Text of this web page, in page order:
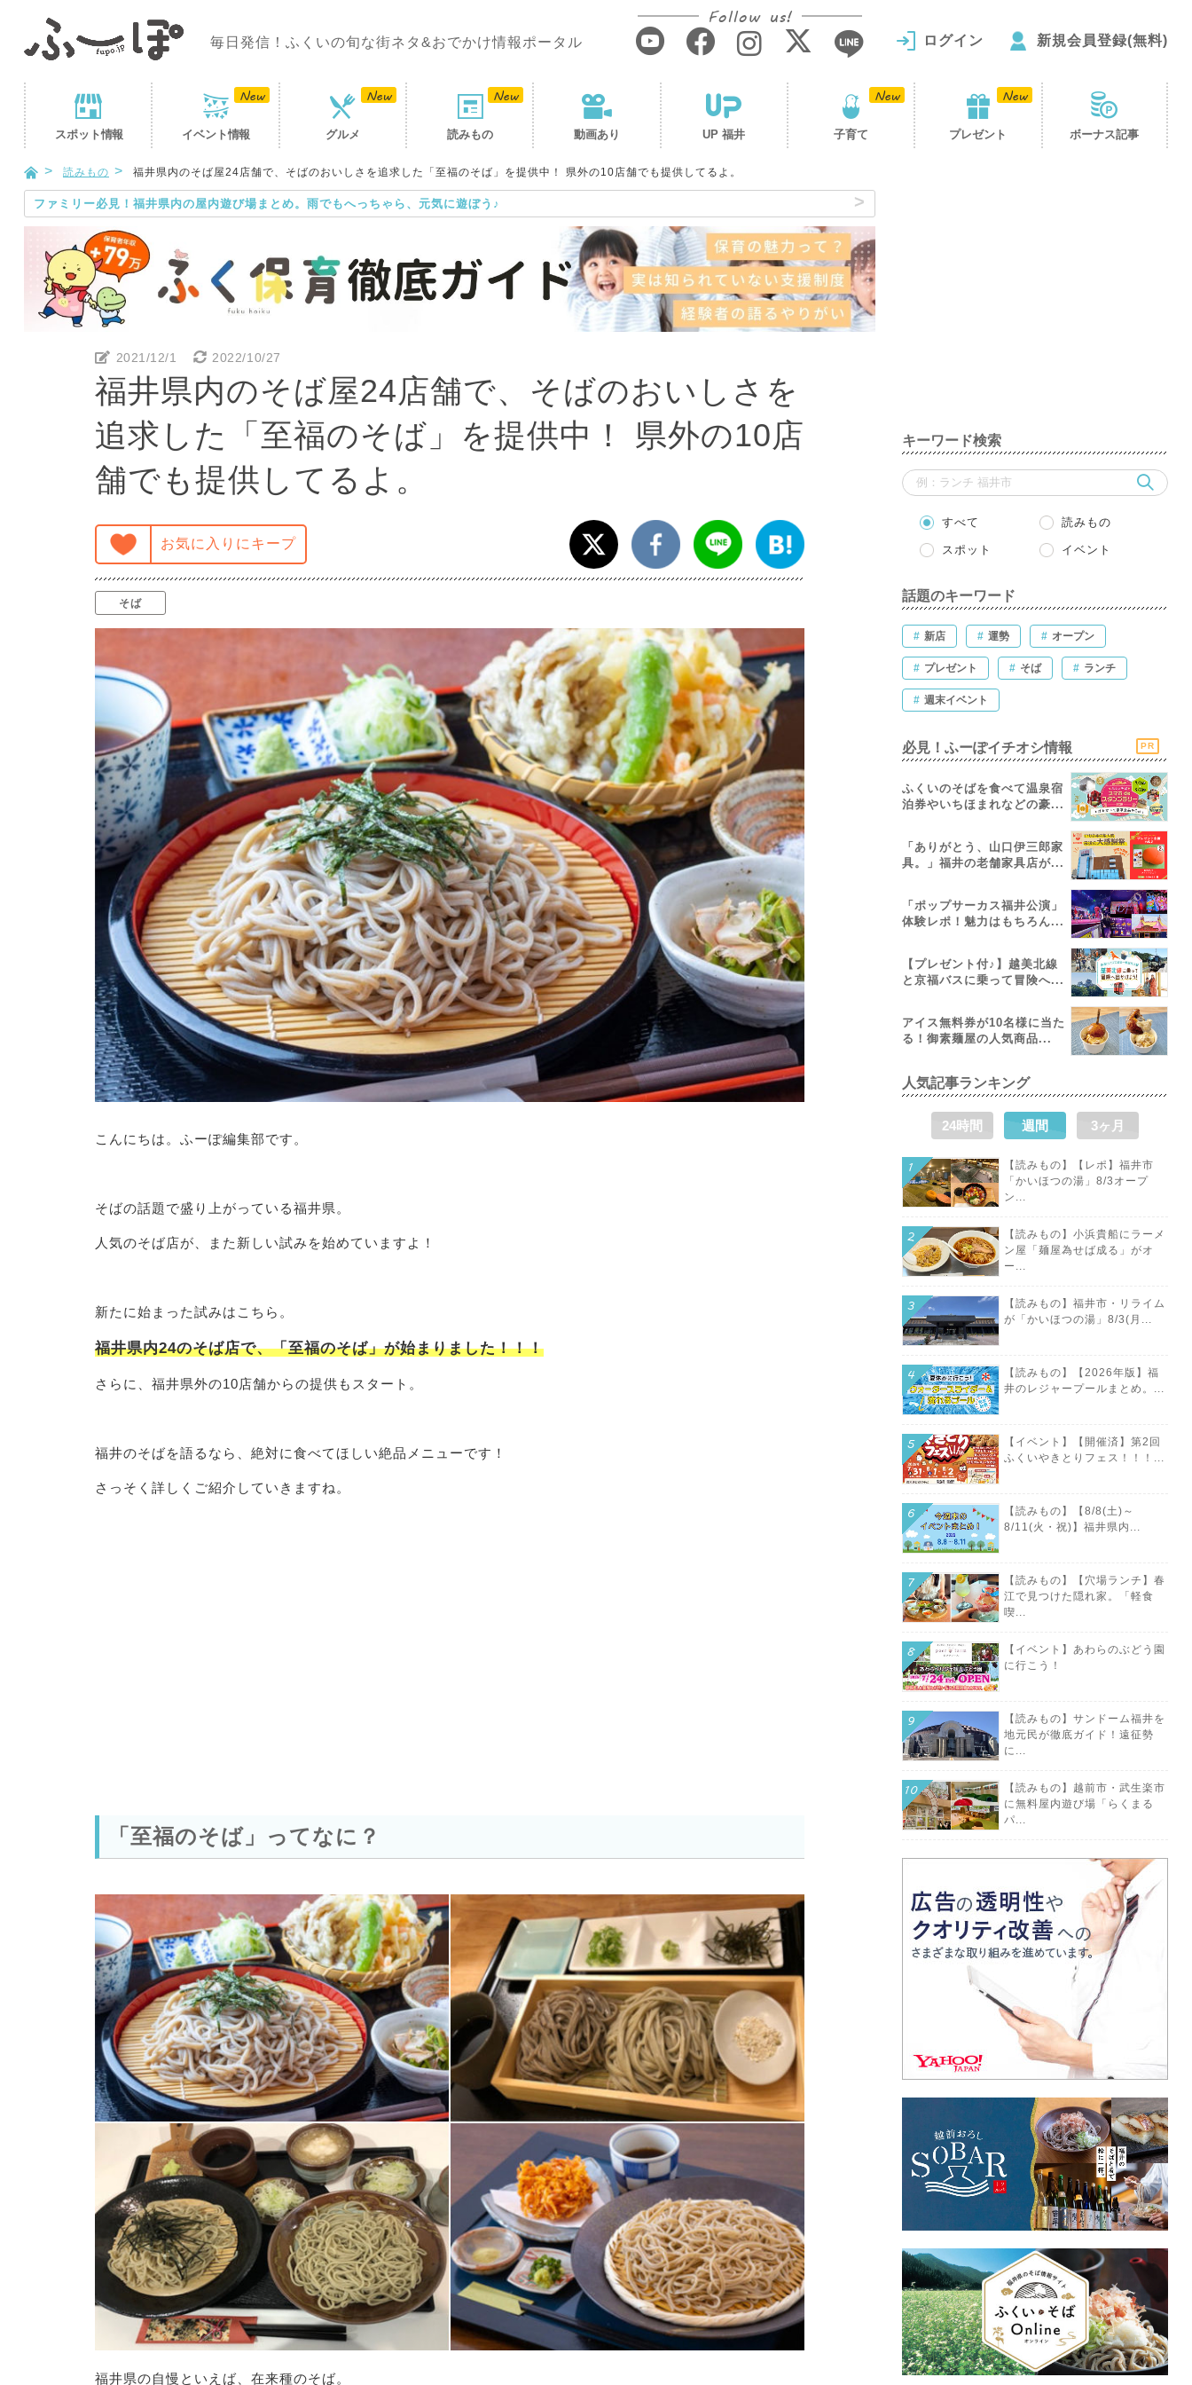
毎日発信！ふくいの旬な街ネタ&おでかけ情報ポータル
Follow us!
ログイン 新規会員登録(無料)
スポット情報 イベント情報 グルメ 読みもの 動画あり UP 福井 子育て プレゼント ボーナス記事
読みもの 福井県内のそば屋24店舗で、そばのおいしさを追求した「至福のそば」を提供中！ 県外の10店舗でも提供してるよ。
ファミリー必見！福井県内の屋内遊び場まとめ。雨でもへっちゃら、元気に遊ぼう♪
2021/12/1 2022/10/27
福井県内のそば屋24店舗で、そばのおいしさを
追求した「至福のそば」を提供中！ 県外の10店
舗でも提供してるよ。
お気に入りにキープ
そば
こんにちは。ふーぽ編集部です。
そばの話題で盛り上がっている福井県。
人気のそば店が、また新しい試みを始めていますよ！
新たに始まった試みはこちら。
福井県内24のそば店で、「至福のそば」が始まりました！！！
さらに、福井県外の10店舗からの提供もスタート。
福井のそばを語るなら、絶対に食べてほしい絶品メニューです！
さっそく詳しくご紹介していきますね。
「至福のそば」ってなに？
福井県の自慢といえば、在来種のそば。
キーワード検索
すべて 読みもの
スポット イベント
話題のキーワード
# 新店 # 運勢 # オープン
# プレゼント # そば # ランチ
# 週末イベント
必見！ふーぽイチオシ情報 PR
ふくいのそばを食べて温泉宿
泊券やいちほまれなどの豪...
「ありがとう、山口伊三郎家
具。」福井の老舗家具店が...
「ポップサーカス福井公演」
体験レポ！魅力はもちろん...
【プレゼント付♪】越美北線
と京福バスに乗って冒険へ...
アイス無料券が10名様に当た
る！御素麺屋の人気商品...
人気記事ランキング
24時間 週間 3ヶ月
【読みもの】【レポ】福井市
「かいほつの湯」8/3オープ
ン...
【読みもの】小浜貴船にラーメ
ン屋「麺屋為せば成る」がオ
ー...
【読みもの】福井市・リライム
が「かいほつの湯」8/3(月...
【読みもの】【2026年版】福
井のレジャープールまとめ。...
【イベント】【開催済】第2回
ふくいやきとりフェス！！！...
【読みもの】【8/8(土)～
8/11(火・祝)】福井県内...
【読みもの】【穴場ランチ】春
江で見つけた隠れ家。「軽食
喫...
【イベント】あわらのぶどう園
に行こう！
【読みもの】サンドーム福井を
地元民が徹底ガイド！遠征勢
に...
【読みもの】越前市・武生楽市
に無料屋内遊び場「らくまる
パ...